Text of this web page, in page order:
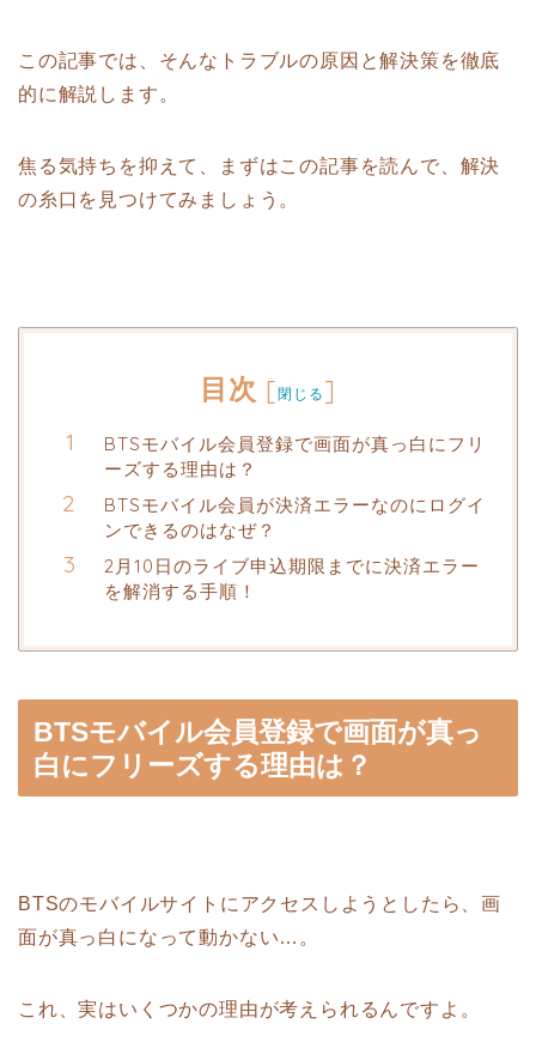
この記事では、そんなトラブルの原因と解決策を徹底
的に解説します。
焦る気持ちを抑えて、まずはこの記事を読んで、解決
の糸口を見つけてみましょう。
目次 [閉じる ]
BTSモバイル会員登録で画面が真っ白にフリ
ーズする理由は？
BTSモバイル会員が決済エラーなのにログイ
ンできるのはなぜ？
2月10日のライブ申込期限までに決済エラー
を解消する手順！
BTSモバイル会員登録で画面が真っ
白にフリーズする理由は？
BTSのモバイルサイトにアクセスしようとしたら、画
面が真っ白になって動かない…。
これ、実はいくつかの理由が考えられるんですよ。